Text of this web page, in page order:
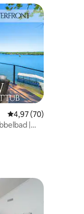
Gemiddelde
4,97 (70)
|